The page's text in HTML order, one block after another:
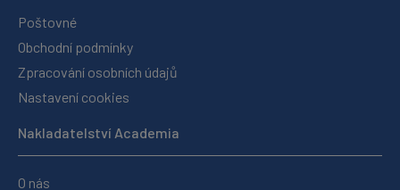
Poštovné
Obchodní podmínky
Zpracování osobních údajů
Nastavení cookies
Nakladatelství Academia
O nás